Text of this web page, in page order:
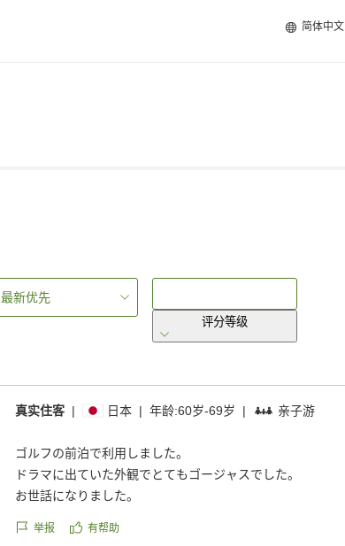
简体中文
最新优先
评分等级
真实住客 | 日本 | 年龄:60岁-69岁 | 亲子游
ゴルフの前泊で利用しました。
ドラマに出ていた外観でとてもゴージャスでした。
お世話になりました。
举报 有帮助